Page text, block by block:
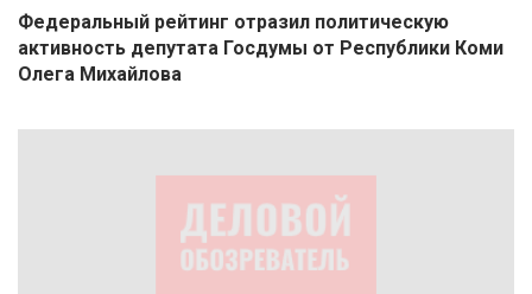
Федеральный рейтинг отразил политическую
активность депутата Госдумы от Республики Коми
Олега Михайлова